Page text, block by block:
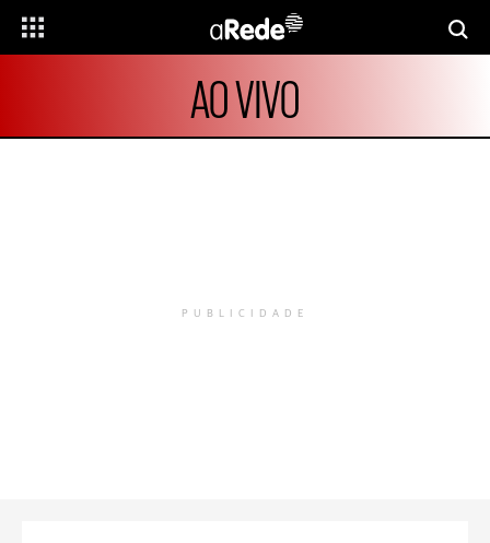
AO VIVO
PUBLICIDADE